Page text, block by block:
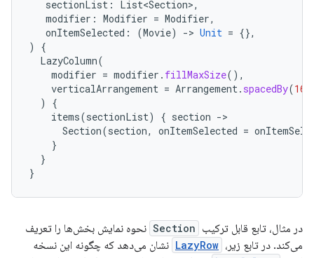
sectionList : List<Section>,
modifier : Modifier = Modifier,
onItemSelected : (Movie) -> Unit = {},
)
{
LazyColumn(
modifier = modifier . fillMaxSize(),
verticalArrangement = Arrangement . spacedBy(16.
)
{
items(sectionList) { section -
Section(section, onItemSelected =
}
}
}
در مثال، تابع قابل ترکیب Section نحوه نمایش بخش‌ها را تعریف
می‌کند. در تابع زیر، LazyRow نشان می‌دهد که چگونه این نسخه